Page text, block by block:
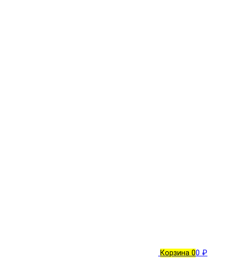
Корзина 00 ₽